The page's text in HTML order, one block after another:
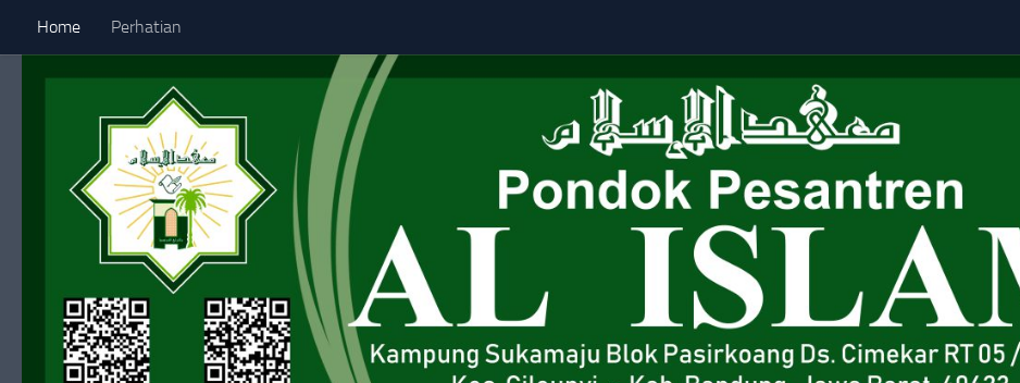
Skip to content
Home Perhatian